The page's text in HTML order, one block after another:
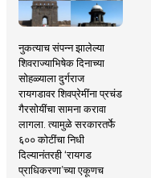
नुकत्याच संपन्न झालेल्या
शिवराज्याभिषेक दिनाच्या
सोहळ्याला दुर्गराज
रायगडावर शिवप्रेमींना प्रचंड
गैरसोयींचा सामना करावा
लागला. त्यामुळे सरकारतर्फे
६०० कोटींचा निधी
दिल्यानंतरही ‘रायगड
प्राधिकरणा’च्या एकूणच